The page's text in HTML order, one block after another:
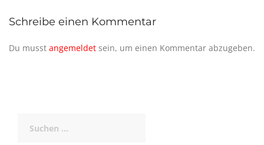
Schreibe einen Kommentar
Du musst angemeldet sein, um einen Kommentar abzugeben.
nach: